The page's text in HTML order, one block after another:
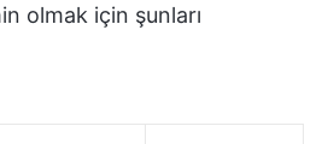
olmak için şunları